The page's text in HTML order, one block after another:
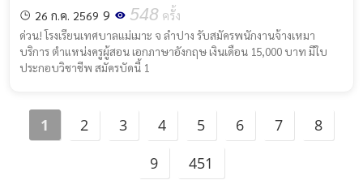
26 ก.ค. 2569 9 548 ครั้ง
ด่วน! โรงเรียนเทศบาลแม่เมาะ จ ลำปาง รับสมัครพนักงานจ้างเหมา
บริการ ตำแหน่งครูผู้สอน เอกภาษาอังกฤษ เงินเดือน 15,000 บาท มีใบ
ประกอบวิชาชีพ สมัครบัดนี้ 1
1 2 3 4 5 6 7
8
9
451